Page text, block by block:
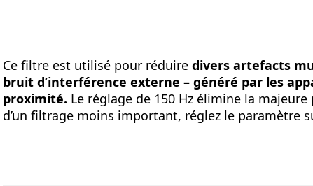
Ce filtre est utilisé pour réduiredivers artefacts
bruit d’interférence externe – généré par les
proximité. Le réglage de 150 Hz élimine la
d’un filtrage moins important, réglez le paramètre